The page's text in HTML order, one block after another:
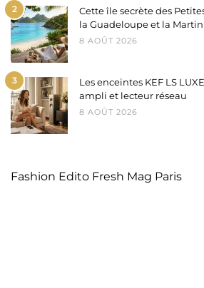
2
Cette île secrète des
la Guadeloupe et la
8 AOÛT 2026
3
Les enceintes KEF LS
ampli et lecteur réseau
8 AOÛT 2026
Fashion Edito Fresh Mag Paris